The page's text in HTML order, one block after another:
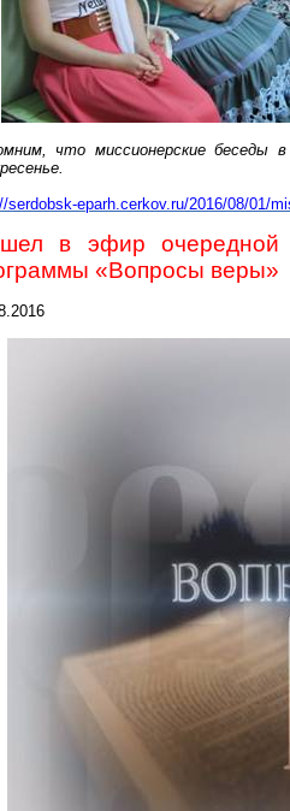
что миссионерские беседы
serdobsk-eparh.cerkov.ru/2016/08/01/
в эфир очередной
«Вопросы веры»